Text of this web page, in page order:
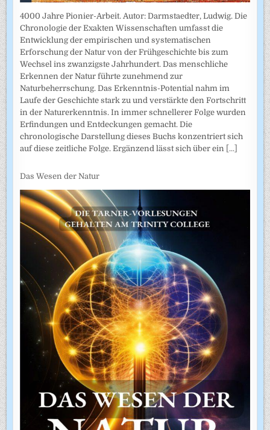
4000 Jahre Pionier-Arbeit. Autor: Darmstaedter, Ludwig. Die
Chronologie der Exakten Wissenschaften umfasst die
Entwicklung der empirischen und systematischen
Erforschung der Natur von der Frühgeschichte bis zum
Wechsel ins zwanzigste Jahrhundert. Das menschliche
Erkennen der Natur führte zunehmend zur
Naturbeherrschung. Das Erkenntnis-Potential nahm im
Laufe der Geschichte stark zu und verstärkte den Fortschritt
in der Naturerkenntnis. In immer schnellerer Folge wurden
Erfindungen und Entdeckungen gemacht. Die
chronologische Darstellung dieses Buchs konzentriert sich
auf diese zeitliche Folge. Ergänzend lässt sich über ein [...]
Das Wesen der Natur